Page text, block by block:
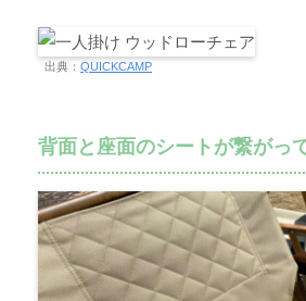
出典： QUICKCAMP
背面と座面のシートが繋がっ